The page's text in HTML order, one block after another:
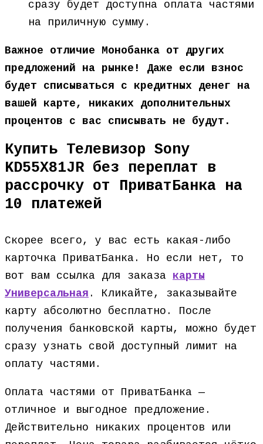
сразу будет доступна оплата частями
на приличную сумму.
Важное отличие Монобанка от других
предложений на рынке! Даже если взнос
будет списываться с кредитных денег на
вашей карте, никаких дополнительных
процентов с вас списывать не будут.
Купить Телевизор Sony
KD55X81JR без переплат в
рассрочку от ПриватБанка на
10 платежей
Скорее всего, у вас есть какая-либо
карточка ПриватБанка. Но если нет, то
вот вам ссылка для заказа карты
Универсальная . Кликайте, заказывайте
карту абсолютно бесплатно. После
получения банковской карты, можно будет
сразу узнать свой доступный лимит на
оплату частями.
Оплата частями от ПриватБанка —
отличное и выгодное предложение.
Действительно никаких процентов или